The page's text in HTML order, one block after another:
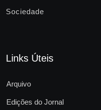
Sociedade
Links Úteis
Arquivo
Edições do Jornal